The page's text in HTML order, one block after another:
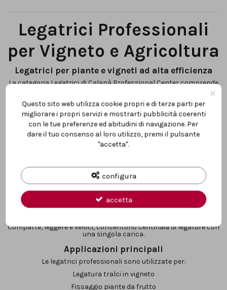
Legatrici Professionali
per Vigneto e Agricoltura
Legatrici per piante e vigneti ad alta efficienza
La categoriaLegatrici di Calapà Professional Center comprende
una selezione di legatrici professionali progettate per facilitare
la legatura di tralci, rami e piante in vigneti, frutteti e coltivazioni
agricole.
Le legatrici permettono di aumentare la velocità di lavoro e
ridurre lo sforzo manuale rispetto ai metodi tradizionali.
Uno strumento semplice, ma che cambia la produttività.
Vigneti di medie e grandi dimensioni
Potatura stagionale
Legatura tralci e piante
Compatte, leggere e veloci, consentono centinaia di legature con
una singola carica.
Applicazioni principali
Le legatrici professionali sono utilizzate per:
Legatura tralci in vigneto
Fissaggio piante da frutto
×
Questo sito web utilizza cookie propri e di terze parti per
migliorare i propri servizi e mostrarti pubblicità coerenti
con le tue preferenze ed abitudini di navigazione. Per
dare il tuo consenso al loro utilizzo, premi il pulsante
"accetta".
configura
accetta